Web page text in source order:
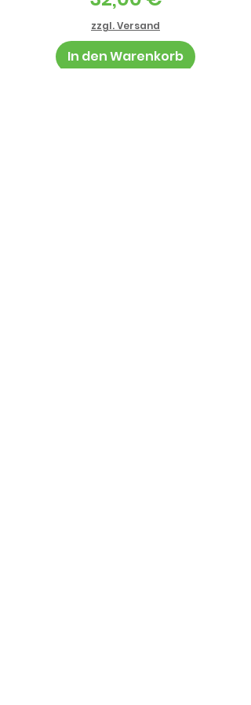
zzgl. Versand
In den Warenkorb